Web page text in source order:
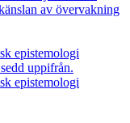
epistemologi
epistemologi